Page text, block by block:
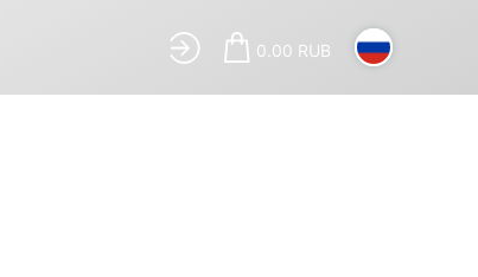
0.00 RUB